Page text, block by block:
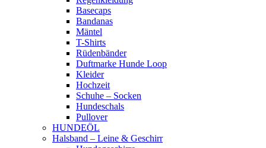
Basecaps
Bandanas
Mäntel
T-Shirts
Rüdenbänder
Duftmarke Hunde Loop
Kleider
Hochzeit
Schuhe – Socken
Hundeschals
Pullover
HUNDEÖL
Halsband – Leine & Geschirr